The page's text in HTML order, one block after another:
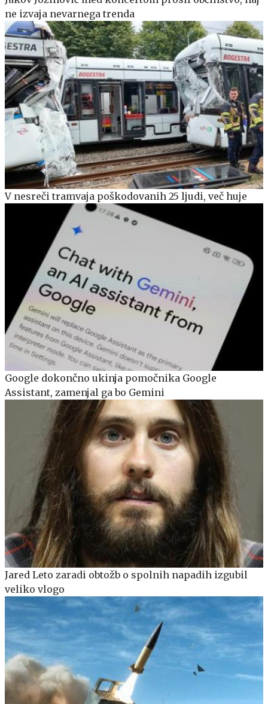
ne izvaja nevarnega trenda
V nesreči tramvaja poškodovanih 25 ljudi, več huje
Google dokončno ukinja pomočnika Google
Assistant, zamenjal ga bo Gemini
Jared Leto zaradi obtožb o spolnih napadih izgubil
veliko vlogo